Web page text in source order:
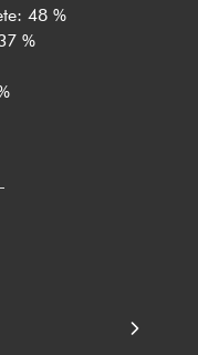
48 %
%